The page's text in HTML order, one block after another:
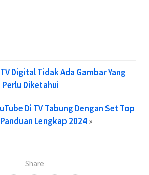
Share
Digital Tidak Ada Gambar Yang
Perlu Diketahui
Di TV Tabung Dengan Set Top
Lengkap 2024»